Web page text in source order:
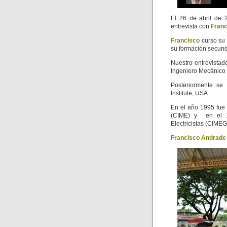
El 26 de abril de
entrevista con
Francisco curso su
su formación
Nuestro
Ingeniero
Posteriormente
Institute, USA.
En el año 1995
(CIME) y en el
Electricistas
Francisco Andrade